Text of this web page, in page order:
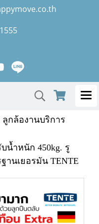
ลูกล้องานบริการ
น้ำหนัก 450kg. รู
านเยอรมัน TENTE